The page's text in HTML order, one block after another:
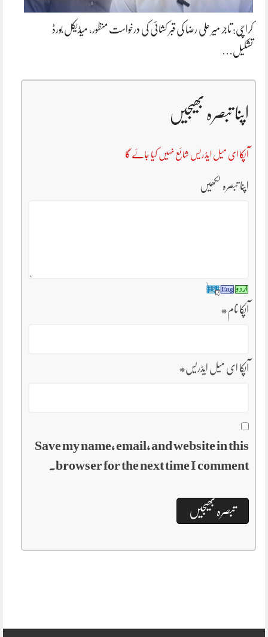
کراچی: تاجر میر علی رضا کی قبر کشائی کی درخواست منظور، میڈیکل بورڈ
تشکیل…
اپنا تبصرہ بھیجیں
آپکا ای میل ایڈریس شائع نہیں کیا جائے گا
اپنا تبصرہ لکھیں
آپکا نام*
آپکا ای میل ایڈریس*
Save my name, email, and website in this
browser for the next time I comment.